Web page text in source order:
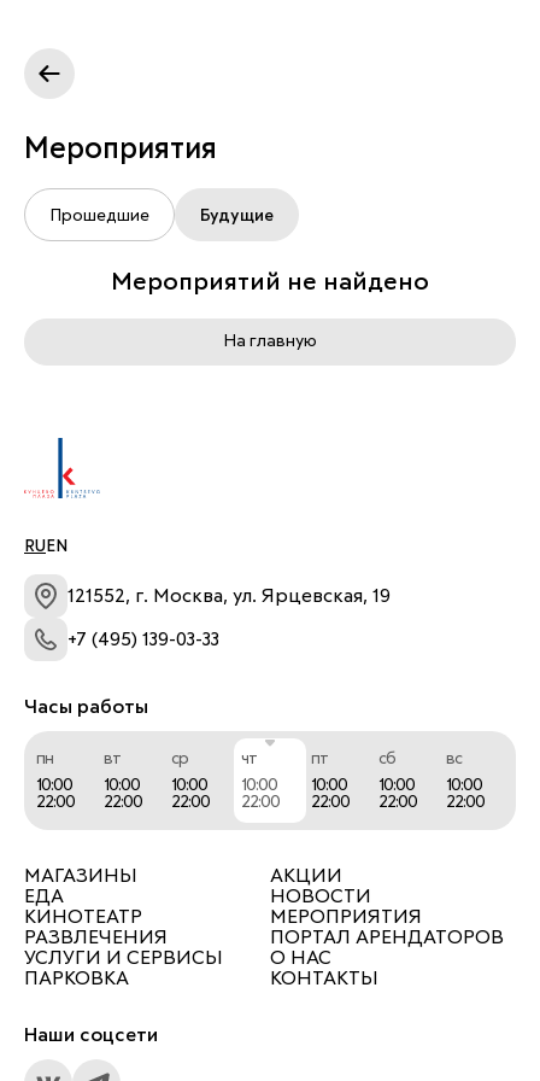
Мероприятия
Прошедшие Будущие
Мероприятий не найдено
На главную
RU EN
121552, г. Москва, ул. Ярцевская, 19
+7 (495) 139-03-33
Часы работы
пн
10:00
22:00
вт
10:00
22:00
ср
10:00
22:00
чт
10:00
22:00
пт
10:00
22:00
сб
10:00
22:00
вс
10:00
22:00
МАГАЗИНЫ
ЕДА
КИНОТЕАТР
РАЗВЛЕЧЕНИЯ
УСЛУГИ И СЕРВИСЫ
ПАРКОВКА
АКЦИИ
НОВОСТИ
МЕРОПРИЯТИЯ
ПОРТАЛ АРЕНДАТОРОВ
О НАС
КОНТАКТЫ
Наши соцсети